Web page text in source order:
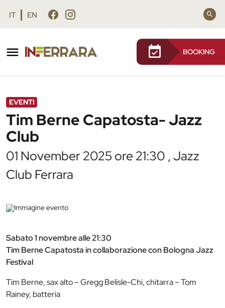
Vai al contenuto principale
Vai al footer
IT EN
BOOKING
Tim Berne Capatosta- Jazz Club
EVENTI
Tim Berne Capatosta- Jazz
Club
01 November 2025 ore 21:30 , Jazz
Club Ferrara
Sabato 1 novembre alle 21:30
Tim Berne Capatosta in collaborazione con Bologna Jazz
Festival
Tim Berne, sax alto – Gregg Belisle-Chi, chitarra – Tom
Rainey, batteria